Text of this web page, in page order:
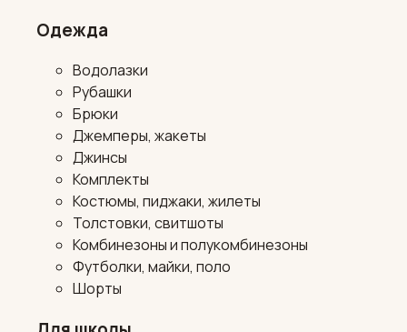
Одежда
Водолазки
Рубашки
Брюки
Джемперы, жакеты
Джинсы
Комплекты
Костюмы, пиджаки, жилеты
Толстовки, свитшоты
Комбинезоны и полукомбинезоны
Футболки, майки, поло
Шорты